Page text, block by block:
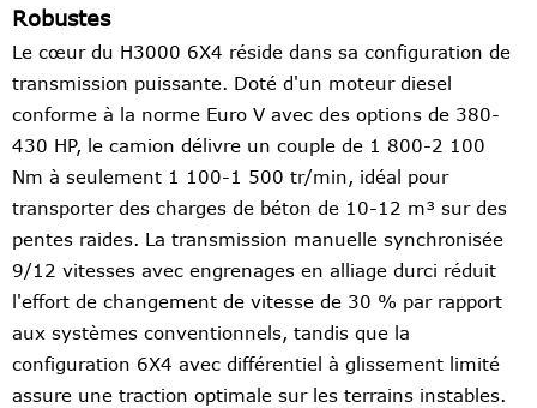
Robustes
Le cœur du H3000 6X4 réside dans sa configuration de
transmission puissante. Doté d'un moteur diesel
conforme à la norme Euro V avec des options de 380-
430 HP, le camion délivre un couple de 1 800-2 100
Nm à seulement 1 100-1 500 tr/min, idéal pour
transporter des charges de béton de 10-12 m³ sur des
pentes raides. La transmission manuelle synchronisée
9/12 vitesses avec engrenages en alliage durci réduit
l'effort de changement de vitesse de 30 % par rapport
aux systèmes conventionnels, tandis que la
configuration 6X4 avec différentiel à glissement limité
assure une traction optimale sur les terrains instables.